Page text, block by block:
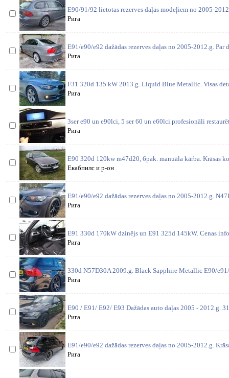
E90/91/92 lietotas rezerves daļas modeļiem no 2005-
Рига
E91/e90/e92 dažādas rezerves daļas no 2005-2012.g. Par
Рига
F31 320d 135 kW 2013.g. Liquid Blue Metallic. Visas
Рига
3ser e90 un e90lci, 5 ser 60 un e60lci profesionāli
Рига
E90 320d 120kw m47d20, 6pak. manuāla kārba. Krāsas
Екабпилс и р-он
E91/e90/e92 dažādas rezerves daļas no 2005-2012.g.
Рига
E91 330d 170kW dzinējs un E91 325d 145kW. Cenas
Рига
330d N57D30A 2009.g. Black Sapphire Metallic E90/e91/
Рига
E90 / E91/ E92/ E93 Dažādas auto daļas 2005 - 2012.g.
Рига
E91/e90/e92 dažādas rezerves daļas no 2005-2012.g.
Рига